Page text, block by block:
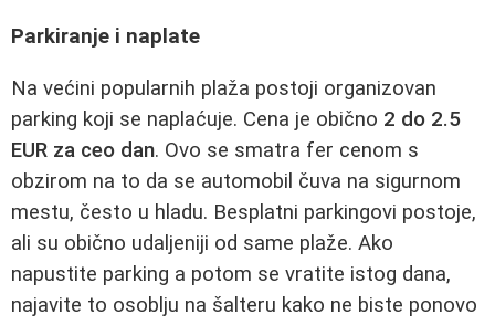
Parkiranje i naplate
Na većini popularnih plaža postoji organizovan
parking koji se naplaćuje. Cena je obično 2 do 2.5
EUR za ceo dan. Ovo se smatra fer cenom s
obzirom na to da se automobil čuva na sigurnom
mestu, često u hladu. Besplatni parkingovi postoje,
ali su obično udaljeniji od same plaže. Ako
napustite parking a potom se vratite istog dana,
najavite to osoblju na šalteru kako ne biste ponovo